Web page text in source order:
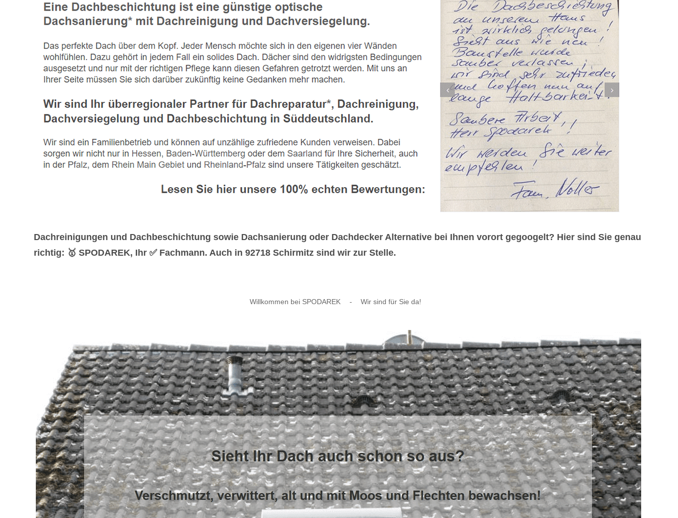
Dachreinigungen und Dachbeschichtung sowie Dachsanierung oder Dachdecker Alternative bei Ihnen vorort gegoogelt? Hier sind Sie genau
richtig: 🥇 SPODAREK, Ihr ✅ Fachmann. Auch in 92718 Schirmitz sind wir zur Stelle.
Willkommen bei SPODAREK - Wir sind für Sie da!